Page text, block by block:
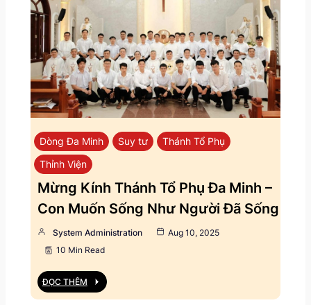
Dòng Đa Minh Suy tư
Thánh Tổ Phụ
Thỉnh Viện
Mừng Kính Thánh Tổ Phụ Đa Minh –
Con Muốn Sống Như Người Đã Sống
System Administration
Aug 10, 2025
10 Min Read
ĐỌC THÊM